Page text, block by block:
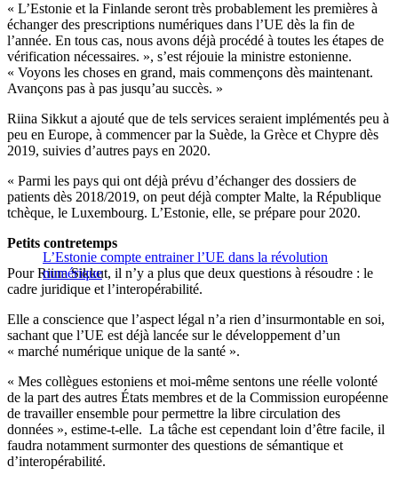
« L’Estonie et la Finlande seront très probablement les premières à
échanger des prescriptions numériques dans l’UE dès la fin de
l’année. En tous cas, nous avons déjà procédé à toutes les étapes de
vérification nécessaires. », s’est réjouie la ministre estonienne.
« Voyons les choses en grand, mais commençons dès maintenant.
Avançons pas à pas jusqu’au succès. »
Riina Sikkut a ajouté que de tels services seraient implémentés peu à
peu en Europe, à commencer par la Suède, la Grèce et Chypre dès
2019, suivies d’autres pays en 2020.
« Parmi les pays qui ont déjà prévu d’échanger des dossiers de
patients dès 2018/2019, on peut déjà compter Malte, la République
tchèque, le Luxembourg. L’Estonie, elle, se prépare pour 2020.
L’Estonie compte entrainer l’UE dans la révolution
numérique
Petits contretemps
Pour Riina Sikkut, il n’y a plus que deux questions à résoudre : le
cadre juridique et l’interopérabilité.
Elle a conscience que l’aspect légal n’a rien d’insurmontable en soi,
sachant que l’UE est déjà lancée sur le développement d’un
« marché numérique unique de la santé ».
« Mes collègues estoniens et moi-même sentons une réelle volonté
de la part des autres États membres et de la Commission européenne
de travailler ensemble pour permettre la libre circulation des
données », estime-t-elle. La tâche est cependant loin d’être facile, il
faudra notamment surmonter des questions de sémantique et
d’interopérabilité.